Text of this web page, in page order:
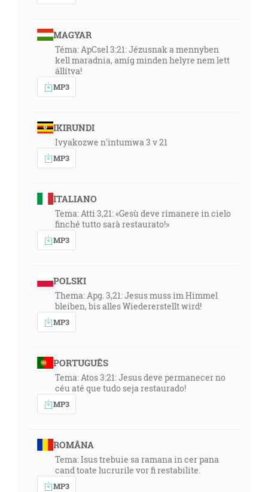
MAGYAR
Téma: ApCsel 3:21: Jézusnak a mennyben
kell maradnia, amíg minden helyre nem lett
állítva!
MP3
IKIRUNDI
Ivyakozwe n'intumwa 3 v 21
MP3
ITALIANO
Tema: Atti 3,21: «Gesù deve rimanere in cielo
finché tutto sarà restaurato!»
MP3
POLSKI
Thema: Apg. 3,21: Jesus muss im Himmel
bleiben, bis alles Wiedererstellt wird!
MP3
PORTUGUÊS
Tema: Atos 3:21: Jesus deve permanecer no
céu até que tudo seja restaurado!
MP3
ROMÂNA
Tema: Isus trebuie sa ramana in cer pana
cand toate lucrurile vor fi restabilite.
MP3